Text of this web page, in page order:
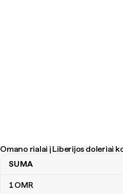
Omano rialai į Liberijos doleriai
Omano rialai į Liberijos doleriai
SUMA
1OMR